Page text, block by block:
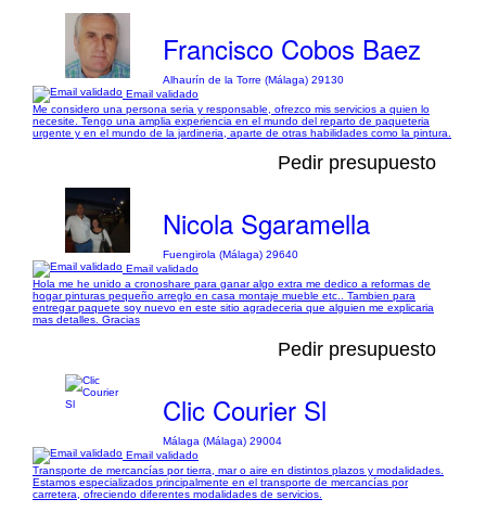
Francisco Cobos Baez
Alhaurín de la Torre (Málaga) 29130
Email validado
Me considero una persona seria y responsable, ofrezco mis servicios a quien lo
necesite. Tengo una amplia experiencia en el mundo del reparto de paqueteria
urgente y en el mundo de la jardineria, aparte de otras habilidades como la pintura.
Pedir presupuesto
Nicola Sgaramella
Fuengirola (Málaga) 29640
Email validado
Hola me he unido a cronoshare para ganar algo extra me dedico a reformas de
hogar pinturas pequeño arreglo en casa montaje mueble etc.. Tambien para
entregar paquete soy nuevo en este sitio agradeceria que alguien me explicaria
mas detalles. Gracias
Pedir presupuesto
Clic Courier Sl
Málaga (Málaga) 29004
Email validado
Transporte de mercancías por tierra, mar o aire en distintos plazos y modalidades.
Estamos especializados principalmente en el transporte de mercancías por
carretera, ofreciendo diferentes modalidades de servicios.